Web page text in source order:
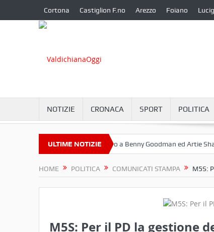
Cortona Castiglion F.no Arezzo Foiano
NOTIZIE CRONACA SPORT POLITICA
ULTIME NOTIZIE
Omaggio a Benny Goodman ed Artie Shaw
HOME POLITICA COMUNICATI STAMPA M5S:
M5S: Per il PD la gestione